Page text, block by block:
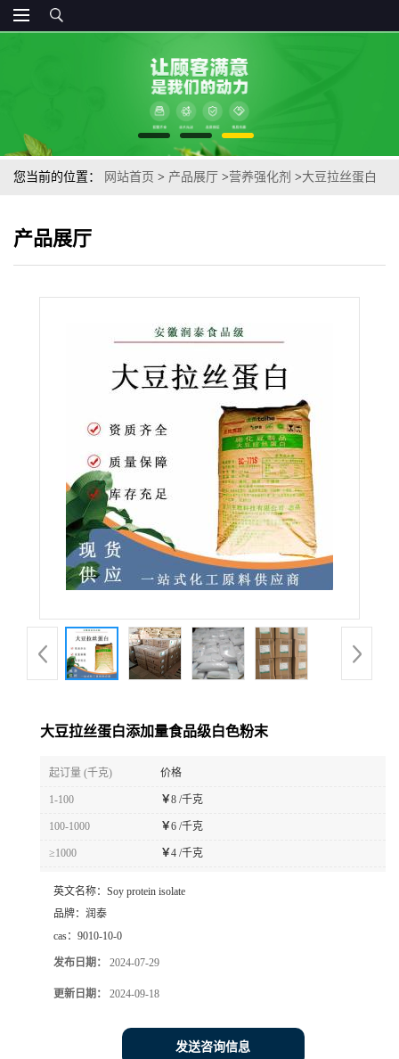
您当前的位置： 网站首页 > 产品展厅 >营养强化剂 >大豆拉丝蛋白
产品展厅
大豆拉丝蛋白添加量食品级白色粉末
起订量 (千克) 价格
1-100 ￥8 /千克
100-1000 ￥6 /千克
≥1000 ￥4 /千克
英文名称： Soy protein isolate
品牌： 润泰
cas： 9010-10-0
发布日期： 2024-07-29
更新日期： 2024-09-18
发送咨询信息